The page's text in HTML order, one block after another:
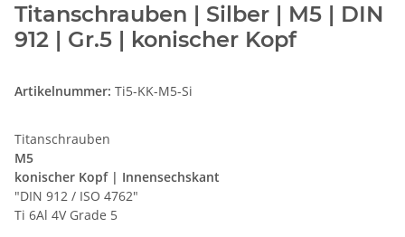
Titanschrauben | Silber | M5 | DIN
912 | Gr.5 | konischer Kopf
Artikelnummer: Ti5-KK-M5-Si
Titanschrauben
M5
konischer Kopf | Innensechskant
"DIN 912 / ISO 4762"
Ti 6Al 4V Grade 5